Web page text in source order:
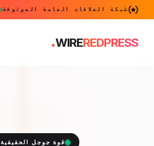
شبكة العلاقات العامة الموثوقة
REDPRESS
WIRE
.
قوة جوجل الحقيقية 2026